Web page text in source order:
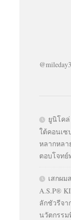
ยูนิโคล่
ใต้คอนเซ
หลากหลา
ตอบโจทย์
เสกผม
A.S.P®
ลักชัวรีจา
นวัตกรรม